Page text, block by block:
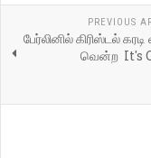
PREVIOUS
பேர்லினில் கிரிஸ்டல் கரடி
வென்ற It's